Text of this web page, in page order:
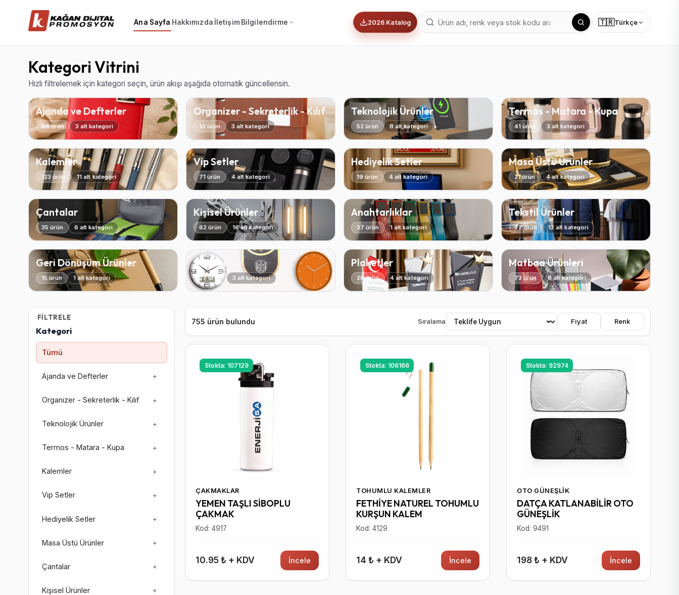
Ana Sayfa Hakkımızda İletişim Bilgilendirme 2026 Katalog 🇹🇷Türkçe
Kategori Vitrini
Hızlı filtrelemek için kategori seçin, ürün akışı aşağıda otomatik güncellensin.
Ajanda ve Defterler
66 ürün 3 alt kategori
Organizer - Sekreterlik - Kılıf
10 ürün 3 alt kategori
Teknolojik Ürünler
52 ürün 8 alt kategori
Termos - Matara - Kupa
41 ürün 3 alt kategori
Kalemler
123 ürün 11 alt kategori
Vip Setler
71 ürün 4 alt kategori
Hediyelik Setler
19 ürün 4 alt kategori
Masa Üstü Ürünler
21 ürün 4 alt kategori
Çantalar
35 ürün 6 alt kategori
Kişisel Ürünler
62 ürün 16 alt kategori
Anahtarlıklar
37 ürün 1 alt kategori
Tekstil Ürünler
77 ürün 12 alt kategori
Geri Dönüşüm Ürünler
15 ürün 1 alt kategori
Saatler
27 ürün 3 alt kategori
Plaketler
26 ürün 4 alt kategori
Matbaa Ürünleri
73 ürün 8 alt kategori
FILTRELE
Kategori
Tümü
Ajanda ve Defterler +
Organizer - Sekreterlik - Kılıf +
Teknolojik Ürünler +
Termos - Matara - Kupa +
Kalemler +
Vip Setler +
Hediyelik Setler +
Masa Üstü Ürünler +
Çantalar +
Kişisel Ürünler +
755 ürün bulundu Sıralama Fiyat Renk
Stokta: 107129
ÇAKMAKLAR
YEMEN TAŞLI SİBOPLU
ÇAKMAK
Kod: 4917
10.95 ₺ + KDV İncele
Stokta: 106166
TOHUMLU KALEMLER
FETHİYE NATUREL TOHUMLU
KURŞUN KALEM
Kod: 4129
14 ₺ + KDV İncele
Stokta: 92974
OTO GÜNEŞLIK
DATÇA KATLANABİLİR OTO
GÜNEŞLİK
Kod: 9491
198 ₺ + KDV İncele